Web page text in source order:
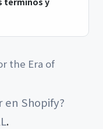
the Era of
en Shopify?
.